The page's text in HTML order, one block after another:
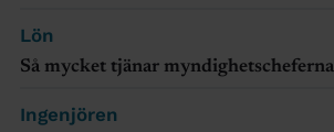
Lön
Så mycket tjänar myndighetscheferna
Ingenjören